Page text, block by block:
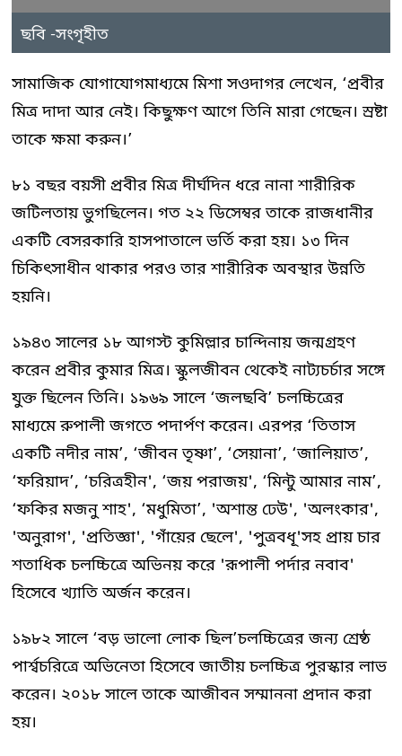
ছবি -সংগৃহীত
সামাজিক যোগাযোগমাধ্যমে মিশা সওদাগর লেখেন, ‘প্রবীর
মিত্র দাদা আর নেই। কিছুক্ষণ আগে তিনি মারা গেছেন। স্রষ্টা
তাকে ক্ষমা করুন।’
৮১ বছর বয়সী প্রবীর মিত্র দীর্ঘদিন ধরে নানা শারীরিক
জটিলতায় ভুগছিলেন। গত ২২ ডিসেম্বর তাকে রাজধানীর
একটি বেসরকারি হাসপাতালে ভর্তি করা হয়। ১৩ দিন
চিকিৎসাধীন থাকার পরও তার শারীরিক অবস্থার উন্নতি
হয়নি।
১৯৪৩ সালের ১৮ আগস্ট কুমিল্লার চান্দিনায় জন্মগ্রহণ
করেন প্রবীর কুমার মিত্র। স্কুলজীবন থেকেই নাট্যচর্চার সঙ্গে
যুক্ত ছিলেন তিনি। ১৯৬৯ সালে ‘জলছবি’ চলচ্চিত্রের
মাধ্যমে রুপালী জগতে পদার্পণ করেন। এরপর ‘তিতাস
একটি নদীর নাম’, ‘জীবন তৃষ্ণা’, ‘সেয়ানা’, ‘জালিয়াত’,
‘ফরিয়াদ’, ‘চরিত্রহীন', ‘জয় পরাজয়', ‘মিন্টু আমার নাম’,
‘ফকির মজনু শাহ', ‘মধুমিতা’, 'অশান্ত ঢেউ', 'অলংকার',
'অনুরাগ', 'প্রতিজ্ঞা', 'গাঁয়ের ছেলে', 'পুত্রবধূ'সহ প্রায় চার
শতাধিক চলচ্চিত্রে অভিনয় করে 'রূপালী পর্দার নবাব'
হিসেবে খ্যাতি অর্জন করেন।
১৯৮২ সালে ‘বড় ভালো লোক ছিল’চলচ্চিত্রের জন্য শ্রেষ্ঠ
পার্শ্বচরিত্রে অভিনেতা হিসেবে জাতীয় চলচ্চিত্র পুরস্কার লাভ
করেন। ২০১৮ সালে তাকে আজীবন সম্মাননা প্রদান করা
হয়।